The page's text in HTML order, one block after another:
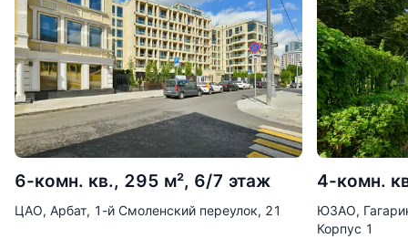
6-комн. кв., 295 м², 6/7 этаж
ЦАО, Арбат, 1-й Смоленский переулок, 21
4-комн.
ЮЗАО,
Корпус 1